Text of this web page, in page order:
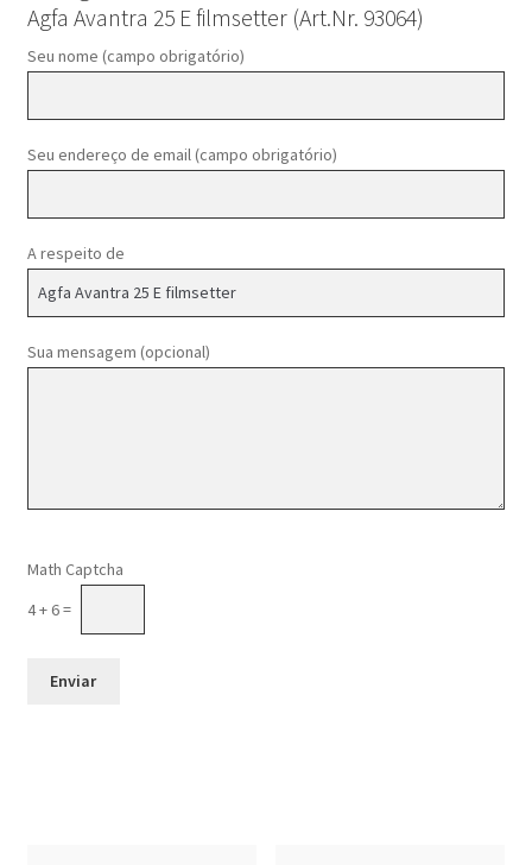
Agfa Avantra 25 E filmsetter (Art.Nr. 93064)
Seu nome (campo obrigatório)
Seu endereço de email (campo obrigatório)
A respeito de
Sua mensagem (opcional)
Math Captcha
4 + 6 =